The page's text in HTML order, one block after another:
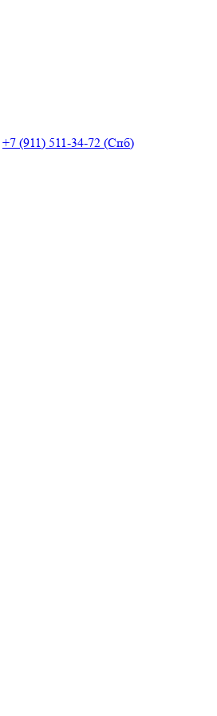
+7 (911) 511-34-72 (Спб)